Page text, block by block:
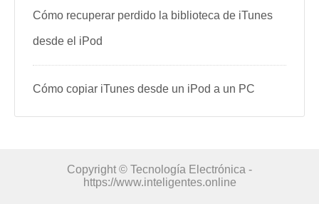
Cómo recuperar perdido la biblioteca de iTunes
desde el iPod
Cómo copiar iTunes desde un iPod a un PC
Copyright © Tecnología Electrónica -
https://www.inteligentes.online